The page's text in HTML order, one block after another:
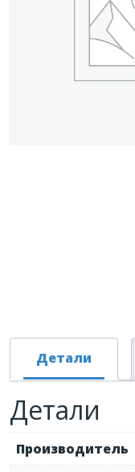
Детали
Детали
Производитель